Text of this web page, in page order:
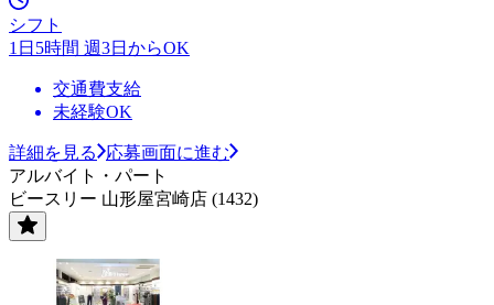
シフト
1日5時間 週3日からOK
交通費支給
未経験OK
詳細を見る
応募画面に進む
アルバイト・パート
ビースリー 山形屋宮崎店 (1432)